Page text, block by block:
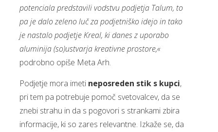
potenciala predstavili vodstvu podjetja Talum, to
pa je dalo zeleno luč za podjetniško idejo in tako
je nastalo podjetje Kreal, ki danes z uporabo
aluminija (so)ustvarja kreativne prostore,«
podrobno opiše Meta Arh.
Podjetje mora imeti neposreden stik s kupci,
pri tem pa potrebuje pomoč svetovalcev, da se
znebi strahu in da s pogovori s strankami zbira
informacije, ki so zares relevantne. Izkaže se, da